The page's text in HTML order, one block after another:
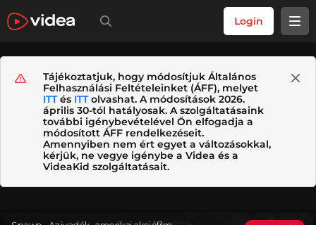
Login
Tájékoztatjuk, hogy módosítjuk Általános
Felhasználási Feltételeinket (ÁFF), melyet
ITTés ITTolvashat. A módosítások 2026.
április 30-tól hatályosak. A szolgáltatásaink
további igénybevételével Ön elfogadja a
módosított ÁFF rendelkezéseit.
Amennyiben nem ért egyet a változásokkal,
kérjük, ne vegye igénybe a Videa és a
VideaKid szolgáltatásait.